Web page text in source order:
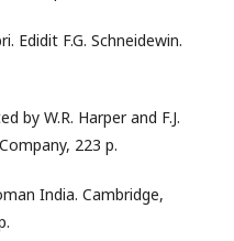
Edidit F.G. Schneidewin.
by W.R. Harper and F.J.
223 p.
India. Cambridge,